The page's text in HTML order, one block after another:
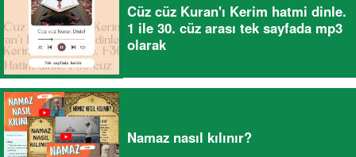
Cüz cüz Kuran'ı Kerim hatmi dinle.
1 ile 30. cüz arası tek sayfada mp3
olarak
Namaz nasıl kılınır?